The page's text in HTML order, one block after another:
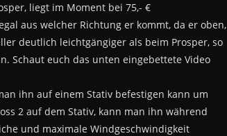
liegt im Moment bei 75,- €
aus welcher Richtung er kommt, da er oben,
deutlich leichtgängiger als beim Prosper, so
Schaut euch das unten eingebettete Video
ihn auf einem Stativ befestigen kann um
2 auf dem Stativ, kann man ihn während
und maximale Windgeschwindigkeit